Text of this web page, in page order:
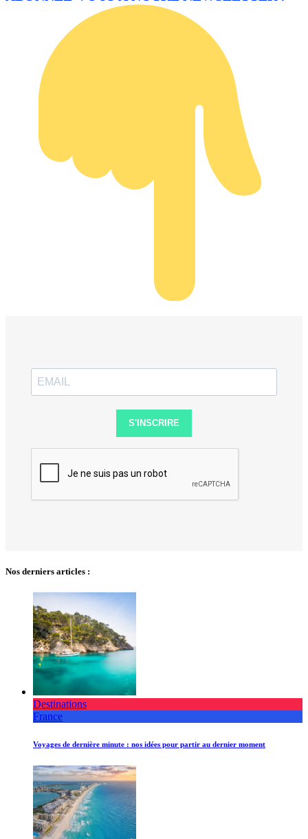
S'INSCRIRE
Nos derniers articles :
Destinations
France
Voyages de dernière minute : nos idées pour partir au dernier moment